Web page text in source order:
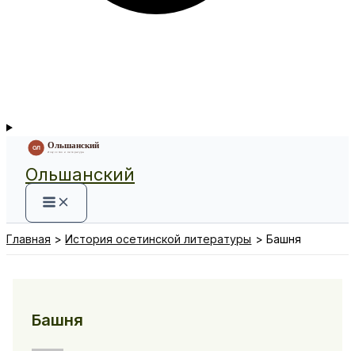
Ольшанский
Главная История осетинской литературы Башня
Башня